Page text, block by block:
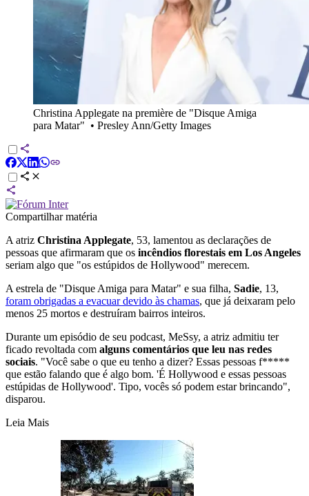
Christina Applegate na première de "Disque Amiga
para Matar" • Presley Ann/Getty Images
Compartilhar matéria
A atriz Christina Applegate, 53, lamentou as declarações de
pessoas que afirmaram que os incêndios florestais em Los Angeles
seriam algo que "os estúpidos de Hollywood" merecem.
A estrela de "Disque Amiga para Matar" e sua filha, Sadie, 13,
foram obrigadas a evacuar devido às chamas, que já deixaram pelo
menos 25 mortos e destruíram bairros inteiros.
Durante um episódio de seu podcast, MeSsy, a atriz admitiu ter
ficado revoltada com alguns comentários que leu nas redes
sociais. "Você sabe o que eu tenho a dizer? Essas pessoas f*****
que estão falando que é algo bom. 'É Hollywood e essas pessoas
estúpidas de Hollywood'. Tipo, vocês só podem estar brincando",
disparou.
Leia Mais